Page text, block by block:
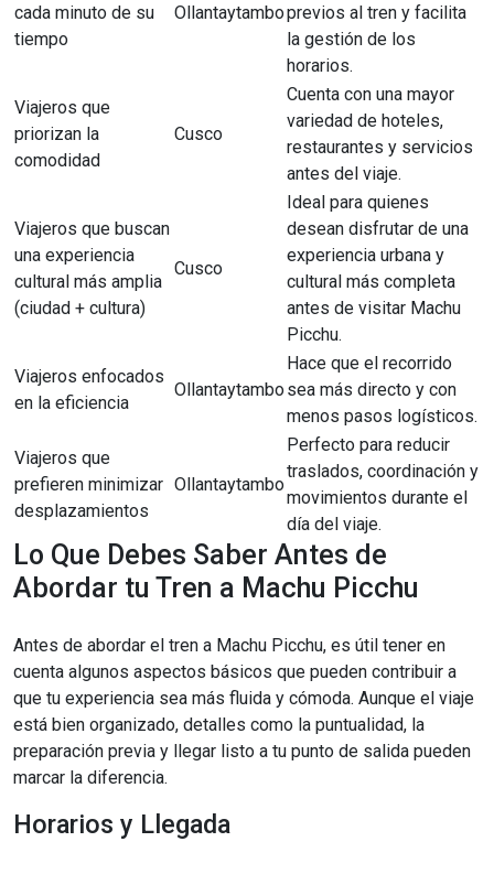
cada minuto de su
tiempo
Ollantaytamboprevios al tren y facilita
la gestión de los
horarios.
Viajeros que
priorizan la
comodidad
Cusco
Cuenta con una mayor
variedad de hoteles,
restaurantes y servicios
antes del viaje.
Viajeros que buscan
una experiencia
cultural más amplia
(ciudad + cultura)
Cusco
Ideal para quienes
desean disfrutar de una
experiencia urbana y
cultural más completa
antes de visitar Machu
Picchu.
Viajeros enfocados
en la eficiencia
Ollantaytambo
Hace que el recorrido
sea más directo y con
menos pasos logísticos.
Viajeros que
prefieren minimizar
desplazamientos
Ollantaytambo
Perfecto para reducir
traslados, coordinación y
movimientos durante el
día del viaje.
Lo Que Debes Saber Antes de
Abordar tu Tren a Machu Picchu
Antes de abordar el tren a Machu Picchu, es útil tener en
cuenta algunos aspectos básicos que pueden contribuir a
que tu experiencia sea más fluida y cómoda. Aunque el viaje
está bien organizado, detalles como la puntualidad, la
preparación previa y llegar listo a tu punto de salida pueden
marcar la diferencia.
Horarios y Llegada